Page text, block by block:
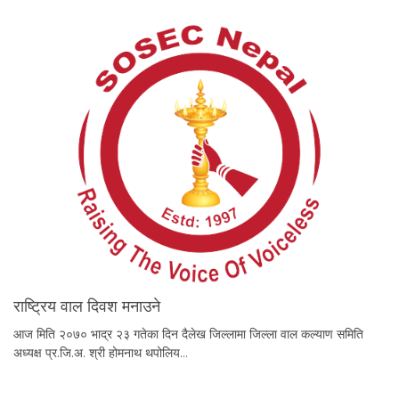
राष्ट्रिय वाल दिवश मनाउने
आज मिति २०७० भाद्र २३ गतेका दिन दैलेख जिल्लामा जिल्ला वाल कल्याण समिति
अध्यक्ष प्र.जि.अ. श्री होमनाथ थपोलिय…